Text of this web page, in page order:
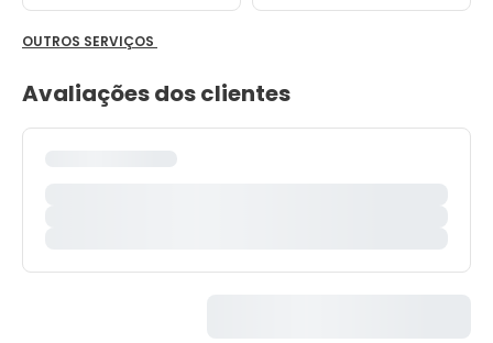
OUTROS SERVIÇOS
Avaliações dos clientes